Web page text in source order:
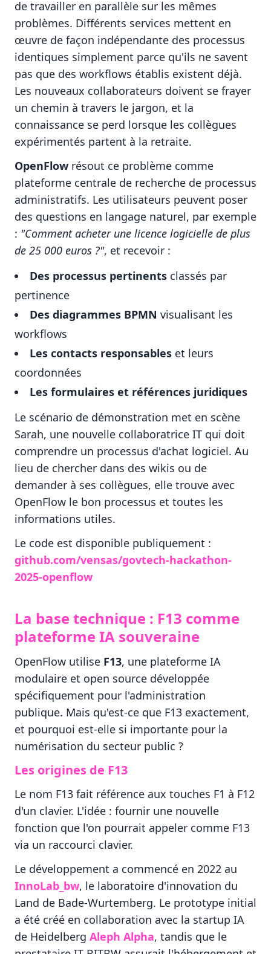
de travailler en parallèle sur les mêmes
problèmes. Différents services mettent en
œuvre de façon indépendante des processus
identiques simplement parce qu'ils ne savent
pas que des workflows établis existent déjà.
Les nouveaux collaborateurs doivent se frayer
un chemin à travers le jargon, et la
connaissance se perd lorsque les collègues
expérimentés partent à la retraite.
OpenFlow résout ce problème comme
plateforme centrale de recherche de processus
administratifs. Les utilisateurs peuvent poser
des questions en langage naturel, par exemple
: "Comment acheter une licence logicielle de plus
de 25 000 euros ?", et recevoir :
Des processus pertinents classés par
pertinence
Des diagrammes BPMN visualisant les
workflows
Les contacts responsables et leurs
coordonnées
Les formulaires et références juridiques
Le scénario de démonstration met en scène
Sarah, une nouvelle collaboratrice IT qui doit
comprendre un processus d'achat logiciel. Au
lieu de chercher dans des wikis ou de
demander à ses collègues, elle trouve avec
OpenFlow le bon processus et toutes les
informations utiles.
Le code est disponible publiquement :
github.com/vensas/govtech-hackathon-
2025-openflow
La base technique : F13 comme
plateforme IA souveraine
OpenFlow utilise F13, une plateforme IA
modulaire et open source développée
spécifiquement pour l'administration
publique. Mais qu'est-ce que F13 exactement,
et pourquoi est-elle si importante pour la
numérisation du secteur public ?
Les origines de F13
Le nom F13 fait référence aux touches F1 à F12
d'un clavier. L'idée : fournir une nouvelle
fonction que l'on pourrait appeler comme F13
via un raccourci clavier.
Le développement a commencé en 2022 au
InnoLab_bw, le laboratoire d'innovation du
Land de Bade-Wurtemberg. Le prototype initial
a été créé en collaboration avec la startup IA
de Heidelberg Aleph Alpha, tandis que le